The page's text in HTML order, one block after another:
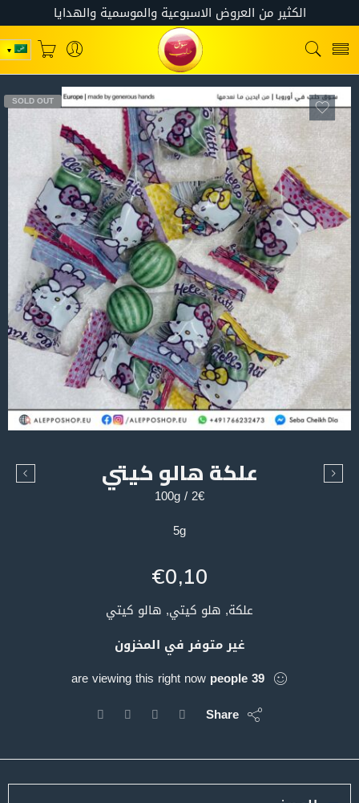
SOLD OUT
علكة هالو كيتي
2€ / 100g
5g
€0,10
علكة, هلو كيتي, هالو كيتي
غير متوفر في المخزون
39
people
are viewing this right now
Share